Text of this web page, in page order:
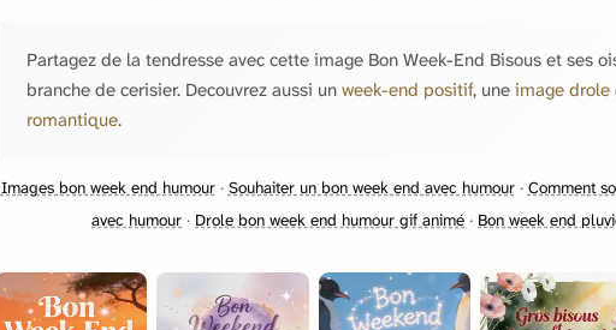
Partagez de la tendresse avec cette image Bon Week-End Bisous et ses
branche de cerisier. Decouvrez aussi un week-end positif, une image drole
romantique.
Images bon week end humour· Souhaiter un bon week end avec humour· Comment
avec humour · Drole bon week end humour gif animé · Bon week end